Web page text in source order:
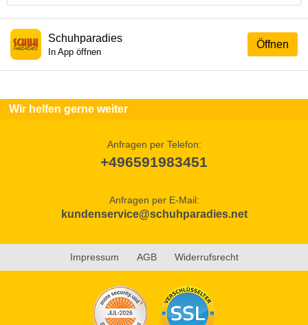
Öffnen
Schuhparadies
In App öffnen
Wir helfen gerne weiter
Anfragen per Telefon:
+496591983451
Anfragen per E-Mail:
kundenservice@schuhparadies.net
Impressum AGB Widerrufsrecht